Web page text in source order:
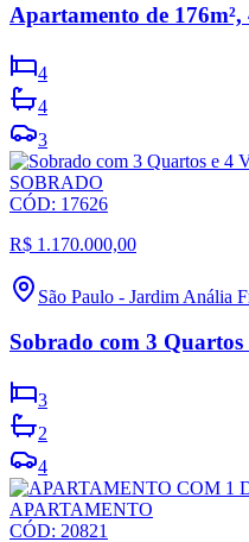
Apartamento de
4
4
3
SOBRADO
CÓD: 17626
R$ 1.170.000,00
São Paulo - Jardim Anália
Sobrado com 3
3
2
4
APARTAMENTO
CÓD: 20821